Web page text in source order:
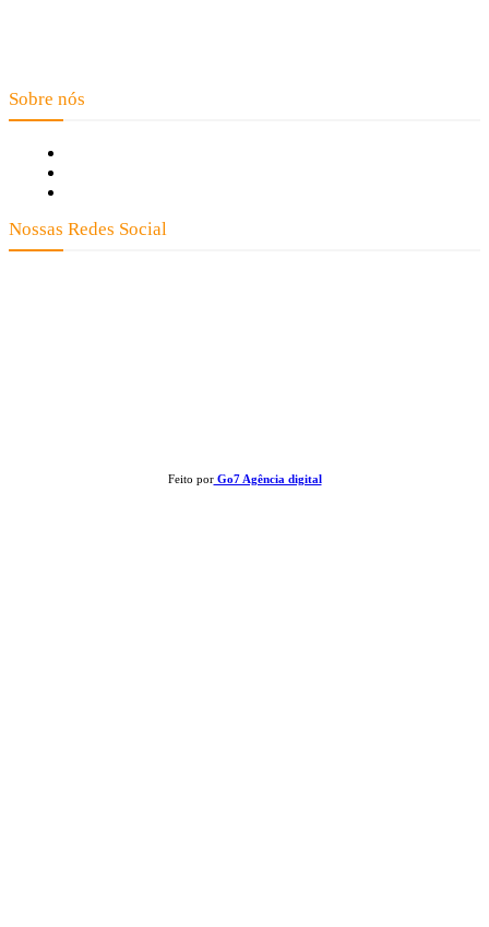
Sobre nós
Nossas Redes Social
Feito porGo7 Agência digital